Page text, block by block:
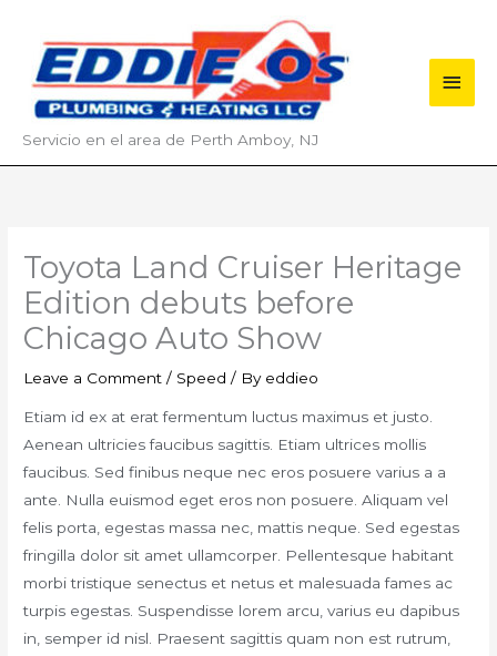
content
Servicio en el area de Perth Amboy, NJ
Toyota Land Cruiser Heritage
Edition debuts before
Chicago Auto Show
Leave a Comment / Speed / By eddieo
Etiam id ex at erat fermentum luctus maximus et justo.
Aenean ultricies faucibus sagittis. Etiam ultrices mollis
faucibus. Sed finibus neque nec eros posuere varius a a
ante. Nulla euismod eget eros non posuere. Aliquam vel
felis porta, egestas massa nec, mattis neque. Sed egestas
fringilla dolor sit amet ullamcorper. Pellentesque habitant
morbi tristique senectus et netus et malesuada fames ac
turpis egestas. Suspendisse lorem arcu, varius eu dapibus
in, semper id nisl. Praesent sagittis quam non est rutrum,